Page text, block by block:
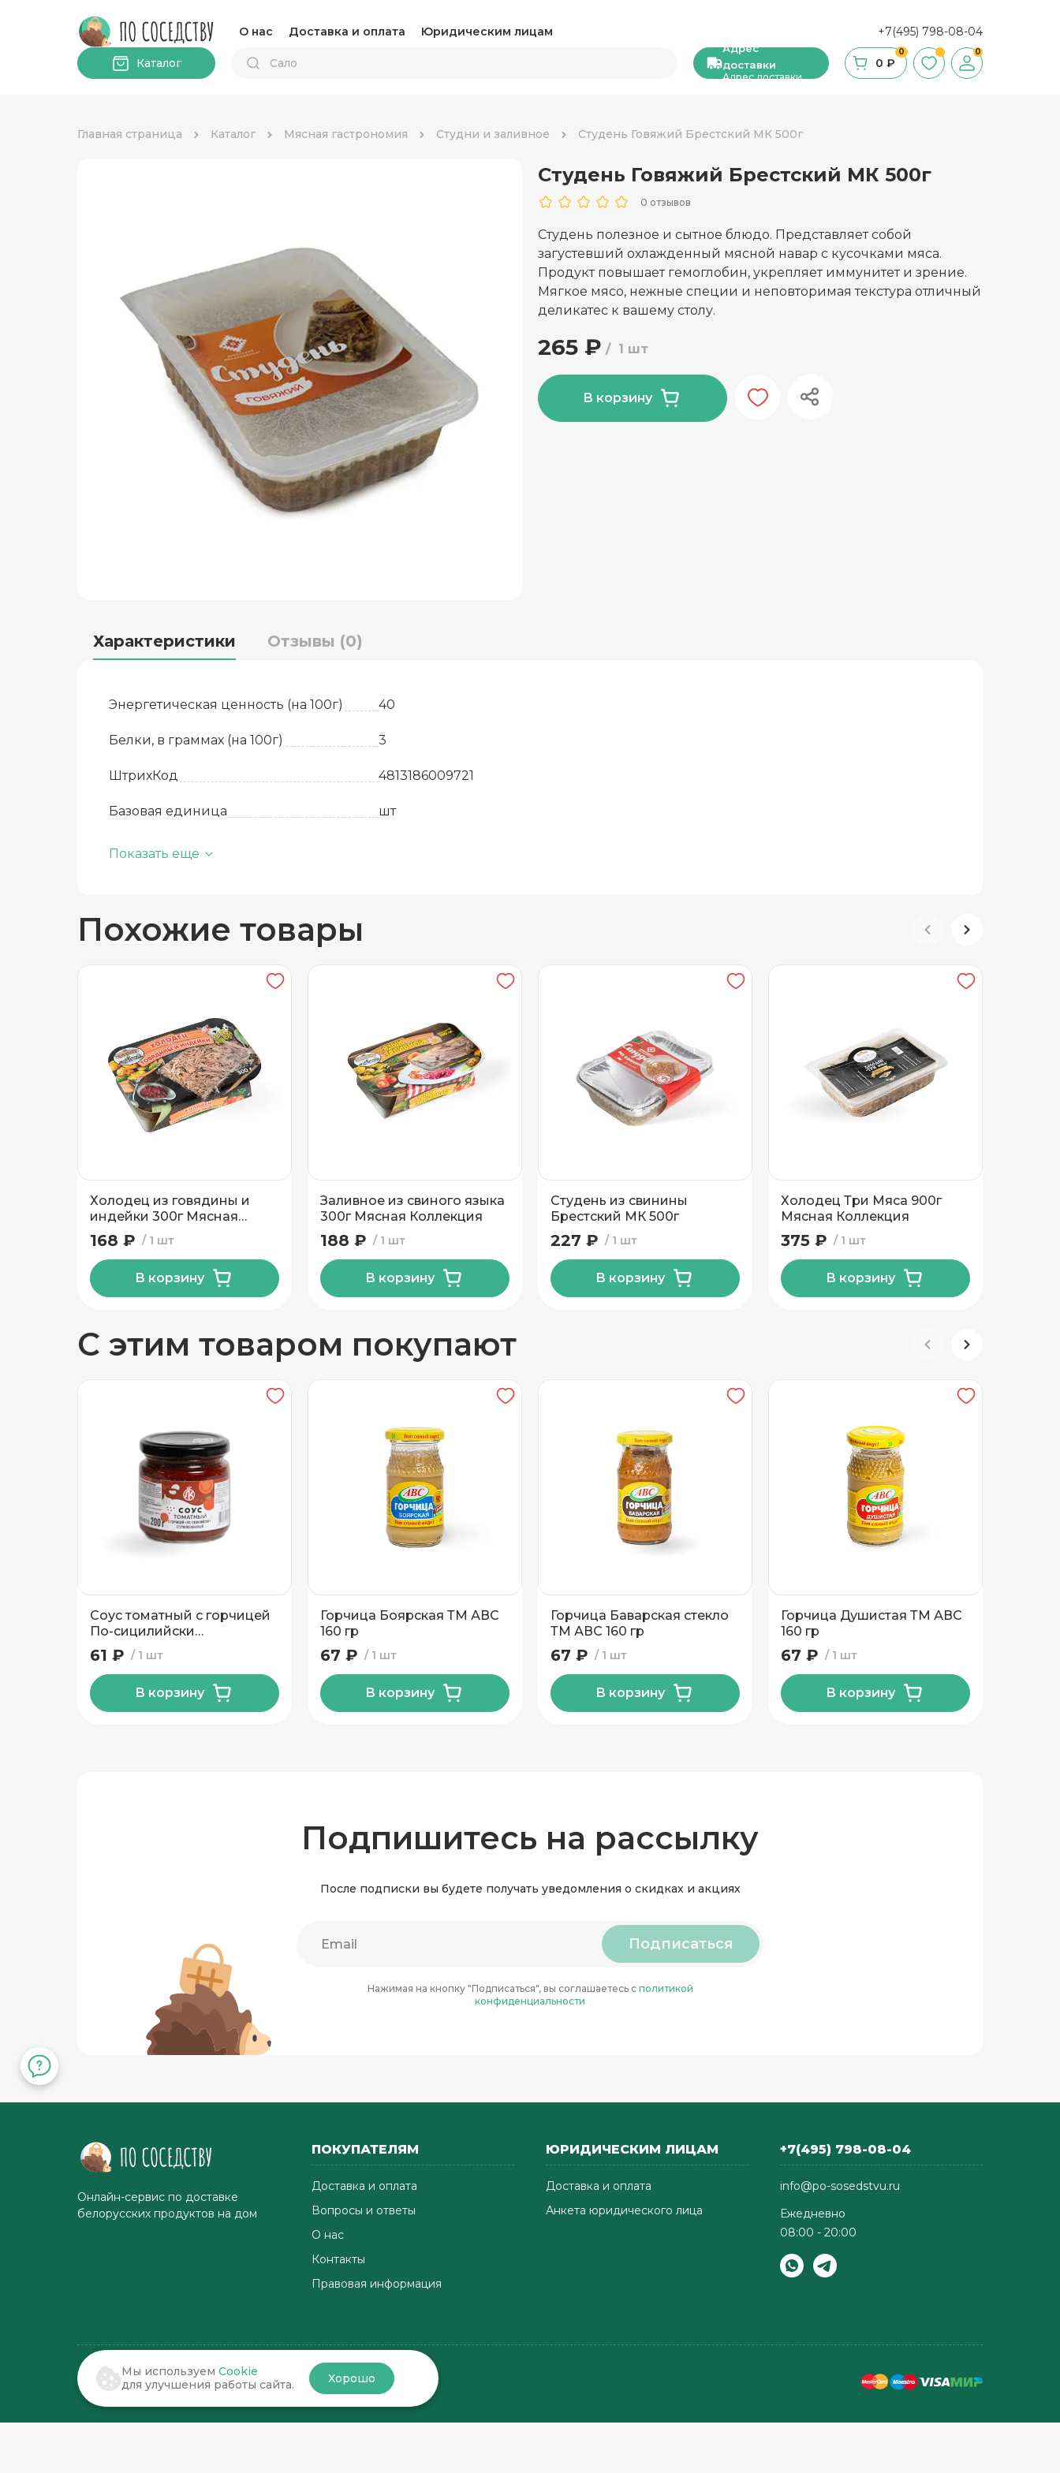
О нас Доставка и оплата Юридическим лицам +7(495) 798-08-04
Адрес
доставки
Адрес доставки
0
0 ₽
0
Каталог
Главная страница Каталог Мясная гастрономия Студни и заливное Студень Говяжий Брестский МК 500г
Студень Говяжий Брестский МК 500г
0 отзывов
Студень полезное и сытное блюдо. Представляет собой
загустевший охлажденный мясной навар с кусочками мяса.
Продукт повышает гемоглобин, укрепляет иммунитет и зрение.
Мягкое мясо, нежные специи и неповторимая текстура отличный
деликатес к вашему столу.
1 шт
265 ₽
В корзину
Характеристики Отзывы (0)
Энергетическая ценность (на 100г) 40
Белки, в граммах (на 100г) 3
ШтрихКод 4813186009721
Базовая единица шт
Производитель
Брестский мясокомбинат
Вес в упаковке
Вид упаковки Пластиковый контейнер
Показать еще
Похожие товары
Холодец из говядины и
индейки 300г Мясная
Коллекция
1 шт
168 ₽
В корзину
Заливное из свиного языка
300г Мясная Коллекция
1 шт
188 ₽
В корзину
Студень из свинины
Брестский МК 500г
1 шт
227 ₽
В корзину
Холодец Три Мяса 900г
Мясная Коллекция
1 шт
375 ₽
В корзину
С этим товаром покупают
Соус томатный с горчицей
По-сицилийски
Ляховичский КЗ 200 гр
1 шт
61 ₽
В корзину
Горчица Боярская ТМ АВС
160 гр
1 шт
67 ₽
В корзину
Горчица Баварская стекло
ТМ АВС 160 гр
1 шт
67 ₽
В корзину
Горчица Душистая ТМ АВС
160 гр
1 шт
67 ₽
В корзину
Подпишитесь на рассылку
После подписки вы будете получать уведомления о скидках и акциях
Подписаться
Нажимая на кнопку "Подписаться", вы соглашаетесь с политикой
конфиденциальности
Онлайн-сервис по доставке
белорусских продуктов на дом
ПОКУПАТЕЛЯМ
Доставка и оплата
Вопросы и ответы
О нас
Контакты
Правовая информация
ЮРИДИЧЕСКИМ ЛИЦАМ
Доставка и оплата
Анкета юридического лица
+7(495) 798-08-04
info@po-sosedstvu.ru
Ежедневно
08:00 - 20:00
© 2022-2026 . По соседству
Мы используем Cookie
для улучшения работы сайта.
Хорошо
Бакалея
Какао и горячий шоколад Каши, сухие завтраки, мюсли
Кофе
Мука и ингредиенты для выпечки
Растительное масло
Соль, сахар и специи Соус и уксус
Сухари и снеки
Доставка Самовывоз
Частный дом
Подъезд
Добавить новый адрес